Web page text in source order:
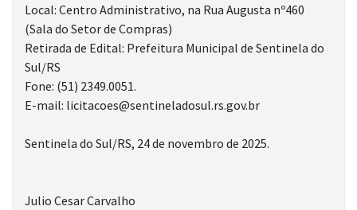
Local: Centro Administrativo, na Rua Augusta nº460
(Sala do Setor de Compras)
Retirada de Edital: Prefeitura Municipal de Sentinela do
Sul/RS
Fone: (51) 2349.0051.
E-mail: licitacoes@sentineladosul.rs.gov.br
Sentinela do Sul/RS, 24 de novembro de 2025.
Julio Cesar Carvalho